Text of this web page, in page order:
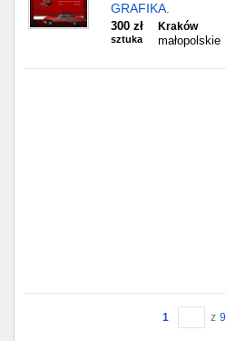
GRAFIKA.
300 zł
sztuka
Kraków
małopolskie
1 z 9